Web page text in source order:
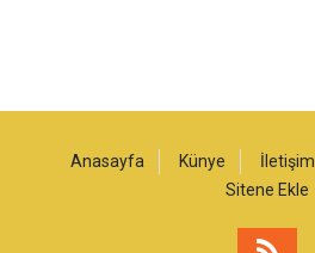
Anasayfa Künye İletişim
Sitene Ekle